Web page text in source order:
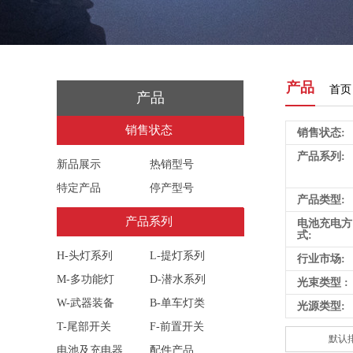
产品
产品
首页
销售状态
新品展示
热销型号
特定产品
停产型号
H-头灯系列
L-提灯系列
M-多功能灯
D-潜水系列
W-武器装备
B-单车灯类
T-尾部开关
F-前置开关
电池及充电器
配件产品
销售状态:
产品系列:
产品类型:
电池充电方
式:
行业市场:
光束类型 :
光源类型:
默认
产品系列